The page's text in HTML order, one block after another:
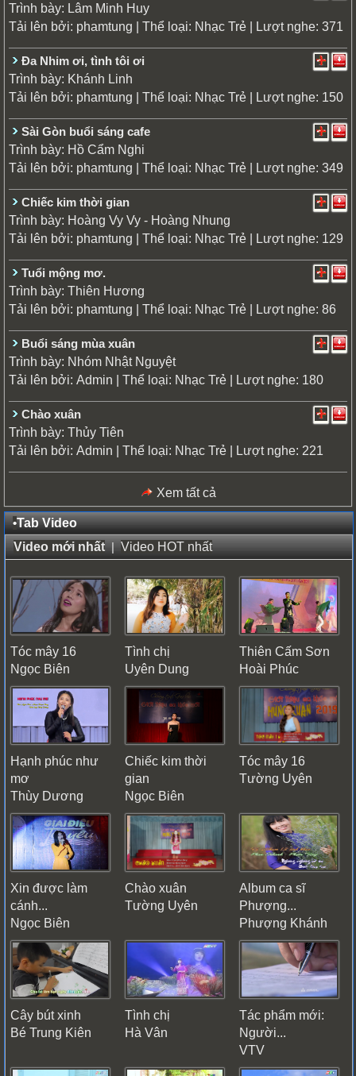
Trình bày: Lâm Minh Huy
Tải lên bởi: phamtung | Thể loại: Nhạc Trẻ | Lượt nghe: 371
Đa Nhim ơi, tình tôi ơi
Trình bày: Khánh Linh
Tải lên bởi: phamtung | Thể loại: Nhạc Trẻ | Lượt nghe: 150
Sài Gòn buổi sáng cafe
Trình bày: Hồ Cẩm Nghi
Tải lên bởi: phamtung | Thể loại: Nhạc Trẻ | Lượt nghe: 349
Chiếc kim thời gian
Trình bày: Hoàng Vy Vy - Hoàng Nhung
Tải lên bởi: phamtung | Thể loại: Nhạc Trẻ | Lượt nghe: 129
Tuổi mộng mơ.
Trình bày: Thiên Hương
Tải lên bởi: phamtung | Thể loại: Nhạc Trẻ | Lượt nghe: 86
Buổi sáng mùa xuân
Trình bày: Nhóm Nhật Nguyệt
Tải lên bởi: Admin | Thể loại: Nhạc Trẻ | Lượt nghe: 180
Chào xuân
Trình bày: Thủy Tiên
Tải lên bởi: Admin | Thể loại: Nhạc Trẻ | Lượt nghe: 221
Xem tất cả
•Tab Video
Video mới nhất|Video HOT nhất
Tóc mây 16
Ngọc Biên
Tình chị
Uyên Dung
Thiên Cấm Sơn
Hoài Phúc
Hạnh phúc như
mơ
Thùy Dương
Chiếc kim thời
gian
Ngọc Biên
Tóc mây 16
Tường Uyên
Xin được làm
cánh...
Ngọc Biên
Chào xuân
Tường Uyên
Album ca sĩ
Phượng...
Phượng Khánh
Cây bút xinh
Bé Trung Kiên
Tình chị
Hà Vân
Tác phẩm mới:
Người...
VTV